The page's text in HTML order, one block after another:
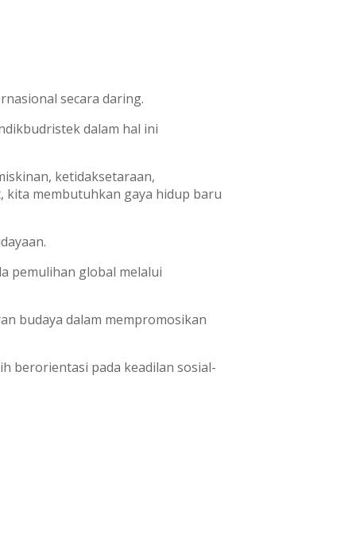
secara daring.
dalam hal ini
ketidaksetaraan,
kita membutuhkan gaya hidup baru
pemulihan global melalui
budaya dalam mempromosikan
berorientasi pada keadilan sosial-